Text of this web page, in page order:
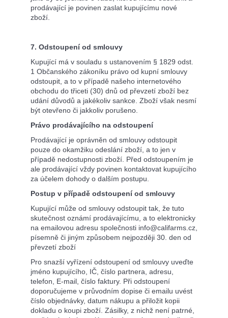
prodávající je povinen zaslat kupujícímu nové
zboží.
7. Odstoupení od smlouvy
Kupující má v souladu s ustanovením § 1829 odst.
1 Občanského zákoníku právo od kupní smlouvy
odstoupit, a to v případě našeho internetového
obchodu do třiceti (30) dnů od převzetí zboží bez
udání důvodů a jakékoliv sankce. Zboží však nesmí
být otevřeno či jakkoliv porušeno.
Právo prodávajícího na odstoupení
Prodávající je oprávněn od smlouvy odstoupit
pouze do okamžiku odeslání zboží, a to jen v
případě nedostupnosti zboží. Před odstoupením je
ale prodávající vždy povinen kontaktovat kupujícího
za účelem dohody o dalším postupu.
Postup v případě odstoupení od smlouvy
Kupující může od smlouvy odstoupit tak, že tuto
skutečnost oznámí prodávajícímu, a to elektronicky
na emailovou adresu společnosti info@califarms.cz,
písemně či jiným způsobem nejpozději 30. den od
převzetí zboží
Pro snazší vyřízení odstoupení od smlouvy uveďte
jméno kupujícího, IČ, číslo partnera, adresu,
telefon, E-mail, číslo faktury. Při odstoupení
doporučujeme v průvodním dopise či emailu uvést
číslo objednávky, datum nákupu a přiložit kopii
dokladu o koupi zboží. Zásilky, z nichž není patrné,